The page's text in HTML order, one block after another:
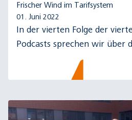
Frischer Wind im Tarifsystem
01. Juni 2022
In der vierten Folge der
Podcasts sprechen wir über
Bundesregierung
deutschlandweit gültige 9-